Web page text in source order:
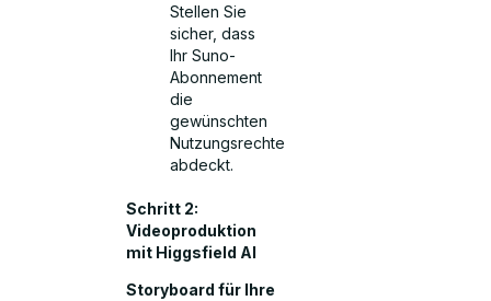
Stellen Sie
sicher, dass
Ihr Suno-
Abonnement
die
gewünschten
Nutzungsrechte
abdeckt.
Schritt 2:
Videoproduktion
mit Higgsfield AI
Storyboard für Ihre